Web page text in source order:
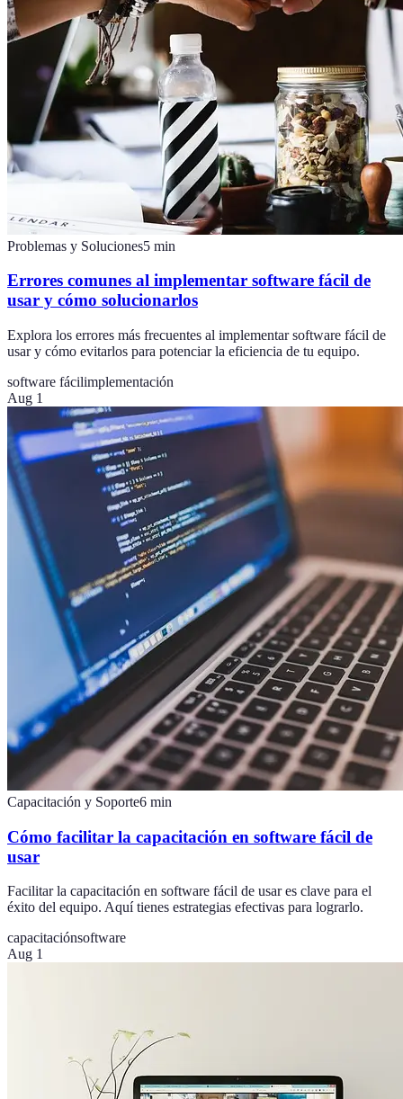
Problemas y Soluciones5 min
Errores comunes al implementar software fácil de
usar y cómo solucionarlos
Explora los errores más frecuentes al implementar software fácil de
usar y cómo evitarlos para potenciar la eficiencia de tu equipo.
software fácilimplementación
Aug 1
Capacitación y Soporte6 min
Cómo facilitar la capacitación en software fácil de
usar
Facilitar la capacitación en software fácil de usar es clave para el
éxito del equipo. Aquí tienes estrategias efectivas para lograrlo.
capacitaciónsoftware
Aug 1